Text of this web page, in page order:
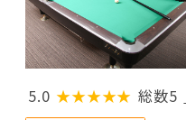
5.0 ★★★★★ 総数5